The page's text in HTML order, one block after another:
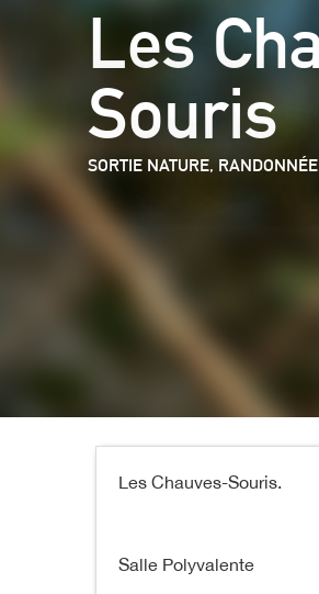
Les
Souris
SORTIE NATURE,
Les Chauves-Souris.
Salle Polyvalente